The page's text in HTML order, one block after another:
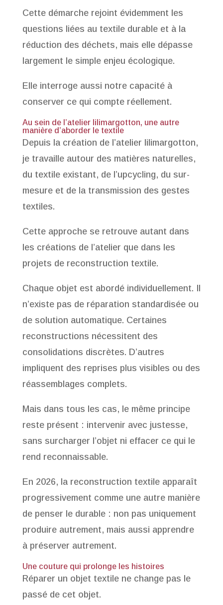
Cette démarche rejoint évidemment les
questions liées au textile durable et à la
réduction des déchets, mais elle dépasse
largement le simple enjeu écologique.
Elle interroge aussi notre capacité à
conserver ce qui compte réellement.
Au sein de l’atelier lilimargotton, une autre
manière d’aborder le textile
Depuis la création de l’atelier lilimargotton,
je travaille autour des matières naturelles,
du textile existant, de l’upcycling, du sur-
mesure et de la transmission des gestes
textiles.
Cette approche se retrouve autant dans
les créations de l’atelier que dans les
projets de reconstruction textile.
Chaque objet est abordé individuellement. Il
n’existe pas de réparation standardisée ou
de solution automatique. Certaines
reconstructions nécessitent des
consolidations discrètes. D’autres
impliquent des reprises plus visibles ou des
réassemblages complets.
Mais dans tous les cas, le même principe
reste présent : intervenir avec justesse,
sans surcharger l’objet ni effacer ce qui le
rend reconnaissable.
En 2026, la reconstruction textile apparaît
progressivement comme une autre manière
de penser le durable : non pas uniquement
produire autrement, mais aussi apprendre
à préserver autrement.
Une couture qui prolonge les histoires
Réparer un objet textile ne change pas le
passé de cet objet.